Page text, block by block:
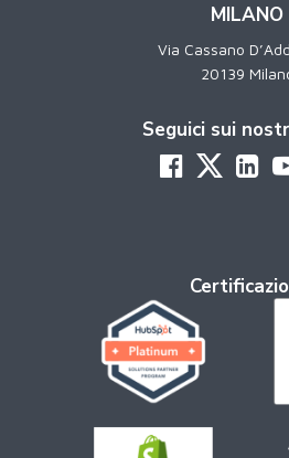
MILANO
Via Cassano
20139
Seguici sui